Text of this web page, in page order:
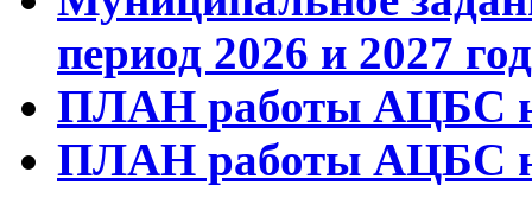
период 2026 и 2027
ПЛАН работы АЦБС
ПЛАН работы АЦБС